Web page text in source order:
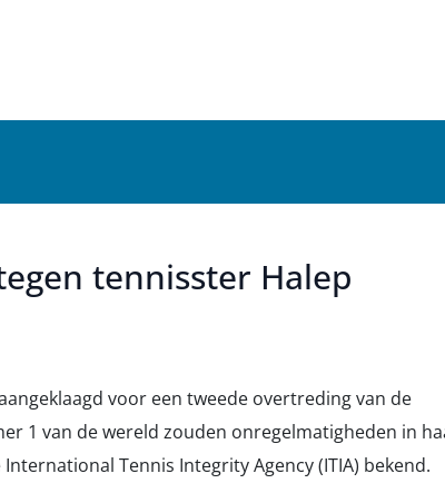
tennisster Halep
voor een tweede overtreding van de
1 van de wereld zouden onregelmatigheden in
Tennis Integrity Agency (ITIA) bekend.